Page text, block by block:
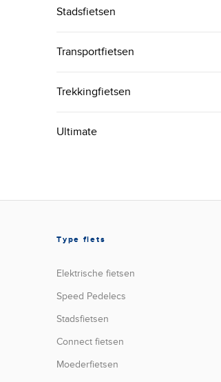
Stadsfietsen
Transportfietsen
Trekkingfietsen
Ultimate
Type fiets
Elektrische fietsen
Speed Pedelecs
Stadsfietsen
Connect fietsen
Moederfietsen